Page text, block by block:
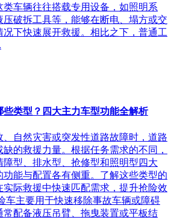
类车辆往往搭载专用设备，如照明系
压破拆工具等，能够在断电、塌方或交
况下快速展开救援。相比之下，普通工
些类型？四大主力车型功能全解析
、自然灾害或突发性道路故障时，道路
的救援力量。根据任务需求的不同，
障型、排水型、抢修型和照明型四大
功能与配置各有侧重。了解这些类型的
实际救援中快速匹配需求，提升抢险效
车主要用于快速移除事故车辆或障碍
常配备液压吊臂、拖曳装置或平板结